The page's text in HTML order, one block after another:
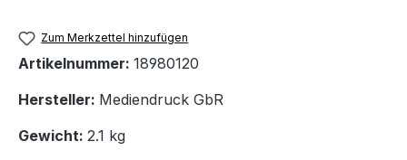
Zum Merkzettel hinzufügen
Artikelnummer: 18980120
Hersteller: Mediendruck GbR
Gewicht: 2.1 kg